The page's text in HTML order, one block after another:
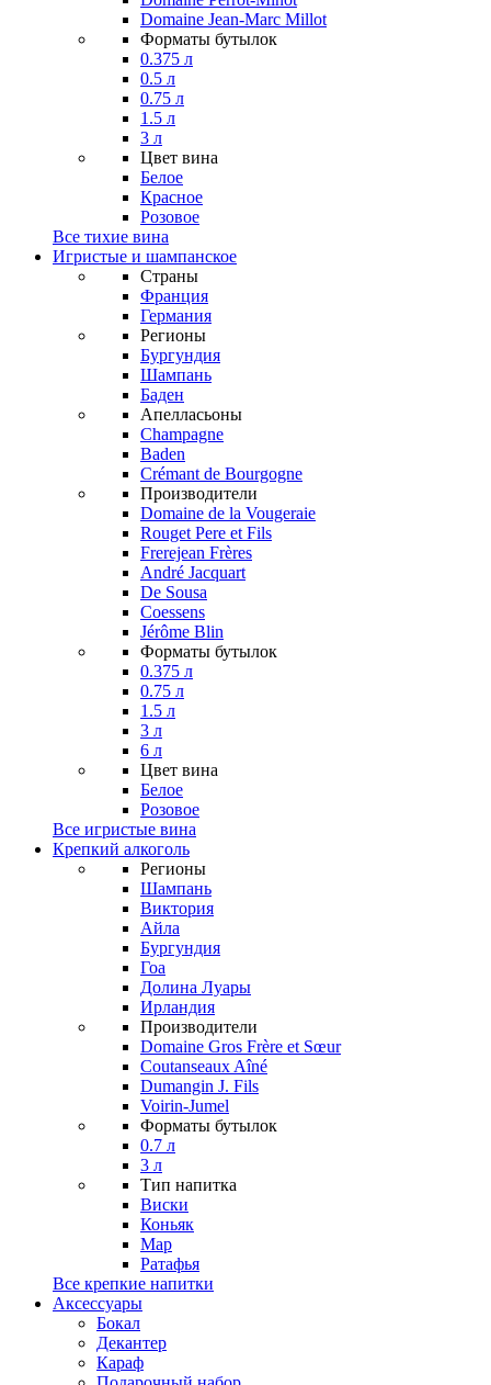
Domaine Jean-Marc Millot
Форматы бутылок
0.375 л
0.5 л
0.75 л
1.5 л
3 л
Цвет вина
Белое
Красное
Розовое
Все тихие вина
Игристые и шампанское
Страны
Франция
Германия
Регионы
Бургундия
Шампань
Баден
Апелласьоны
Champagne
Baden
Crémant de Bourgogne
Производители
Domaine de la Vougeraie
Rouget Pere et Fils
Frerejean Frères
André Jacquart
De Sousa
Coessens
Jérôme Blin
Форматы бутылок
0.375 л
0.75 л
1.5 л
3 л
6 л
Цвет вина
Белое
Розовое
Все игристые вина
Крепкий алкоголь
Регионы
Шампань
Виктория
Айла
Бургундия
Гоа
Долина Луары
Ирландия
Производители
Domaine Gros Frère et Sœur
Coutanseaux Aîné
Dumangin J. Fils
Voirin-Jumel
Форматы бутылок
0.7 л
3 л
Тип напитка
Виски
Коньяк
Мар
Ратафья
Все крепкие напитки
Аксессуары
Бокал
Декантер
Караф